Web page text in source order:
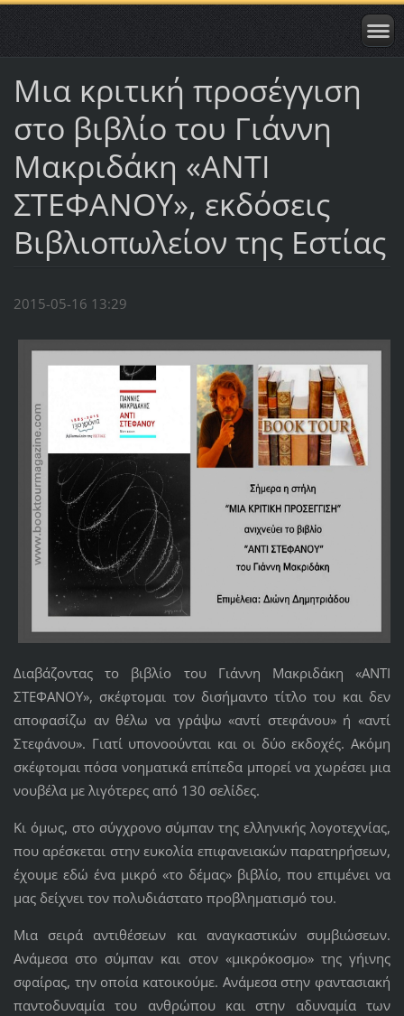
Μια κριτική προσέγγιση
στο βιβλίο του Γιάννη
Μακριδάκη «ΑΝΤΙ
ΣΤΕΦΑΝΟΥ», εκδόσεις
Βιβλιοπωλείον της Εστίας
2015-05-16 13:29
Διαβάζοντας το βιβλίο του Γιάννη Μακριδάκη «ΑΝΤΙ
ΣΤΕΦΑΝΟΥ», σκέφτομαι τον δισήμαντο τίτλο του και δεν
αποφασίζω αν θέλω να γράψω «αντί στεφάνου» ή «αντί
Στεφάνου». Γιατί υπονοούνται και οι δύο εκδοχές. Ακόμη
σκέφτομαι πόσα νοηματικά επίπεδα μπορεί να χωρέσει μια
νουβέλα με λιγότερες από 130 σελίδες.
Κι όμως, στο σύγχρονο σύμπαν της ελληνικής λογοτεχνίας,
που αρέσκεται στην ευκολία επιφανειακών παρατηρήσεων,
έχουμε εδώ ένα μικρό «το δέμας» βιβλίο, που επιμένει να
μας δείχνει τον πολυδιάστατο προβληματισμό του.
Μια σειρά αντιθέσεων και αναγκαστικών συμβιώσεων.
Ανάμεσα στο σύμπαν και στον «μικρόκοσμο» της γήινης
σφαίρας, την οποία κατοικούμε. Ανάμεσα στην φαντασιακή
παντοδυναμία του ανθρώπου και στην αδυναμία των